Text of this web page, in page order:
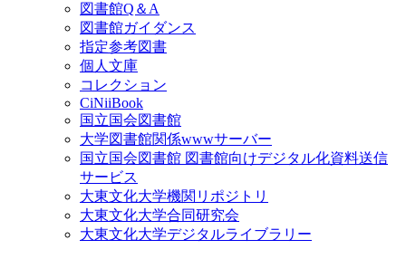
図書館Q＆A
図書館ガイダンス
指定参考図書
個人文庫
コレクション
CiNiiBook
国立国会図書館
大学図書館関係wwwサーバー
国立国会図書館 図書館向けデジタル化資料送信
サービス
大東文化大学機関リポジトリ
大東文化大学合同研究会
大東文化大学デジタルライブラリー